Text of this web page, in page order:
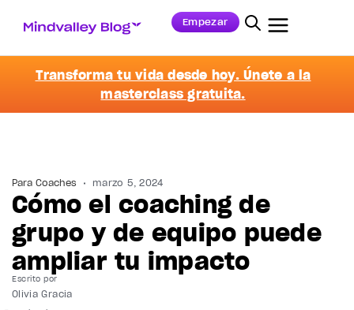
Empezar
Transforma tu vida desde hoy. Únete a la
masterclass gratuita.
Para Coaches marzo 5, 2024
Cómo el coaching de
grupo y de equipo puede
ampliar tu impacto
Escrito por
Olivia Gracia